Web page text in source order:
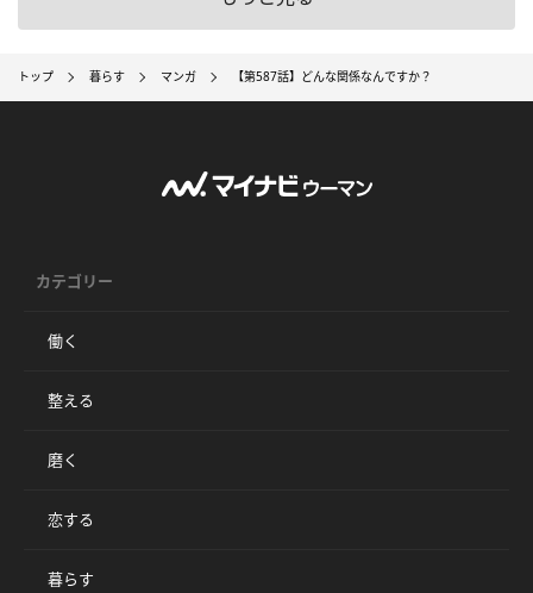
トップ 暮らす マンガ 【第587話】どんな関係なんですか？
カテゴリー
働く
整える
磨く
恋する
暮らす